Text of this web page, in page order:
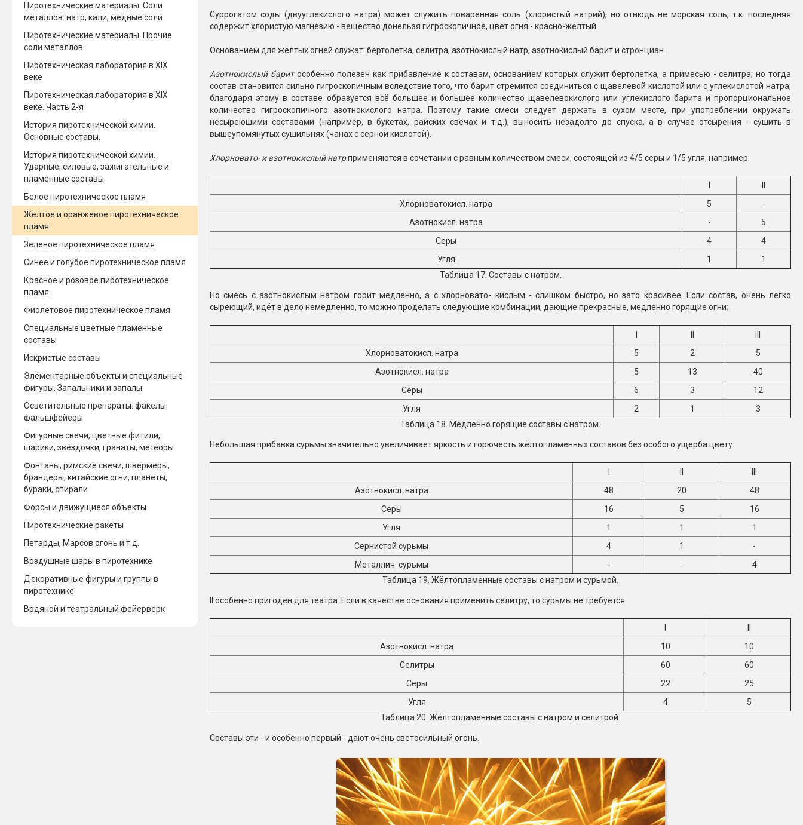
Пиротехнические материалы. Соли
металлов: натр, кали, медные соли
Пиротехнические материалы. Прочие
соли металлов
Пиротехническая лаборатория в XIX
веке
Пиротехническая лаборатория в XIX
веке. Часть 2-я
История пиротехнической химии.
Основные составы.
История пиротехнической химии.
Ударные, силовые, зажигательные и
пламенные составы
Белое пиротехническое пламя
Желтое и оранжевое пиротехническое
пламя
Зеленое пиротехническое пламя
Синее и голубое пиротехническое пламя
Красное и розовое пиротехническое
пламя
Фиолетовое пиротехническое пламя
Специальные цветные пламенные
составы
Искристые составы
Элементарные объекты и специальные
фигуры. Запальники и запалы
Осветительные препараты: факелы,
фальшфейеры
Фигурные свечи, цветные фитили,
шарики, звёздочки, гранаты, метеоры
Фонтаны, римские свечи, швермеры,
брандеры, китайские огни, планеты,
бураки, спирали
Форсы и движущиеся объекты
Пиротехнические ракеты
Петарды, Марсов огонь и т.д.
Воздушные шары в пиротехнике
Декоративные фигуры и группы в
пиротехнике
Водяной и театральный фейерверк
Суррогатом соды (двууглекислого натра) может служить поваренная соль (хлористый натрий), но отнюдь не морская соль, т.к. последняя
содержит хлористую магнезию - вещество донельзя гигроскопичное, цвет огня - красно-жёлтый.
Основанием для жёлтых огней служат: бертолетка, селитра, азотнокислый натр, азотнокислый барит и стронциан.
Азотнокислый баритособенно полезен как прибавление к составам, основанием которых служит бертолетка, а примесью - селитра; но тогда
состав становится сильно гигроскопичным вследствие того, что барит стремится соединиться с щавелевой кислотой или с углекислотой натра;
благодаря этому в составе образуется всё большее и большее количество щавелевокислого или углекислого барита и пропорциональное
количество гигроскопичного азотнокислого натра. Поэтому такие смеси следует держать в сухом месте, при употреблении окружать
несыреюшими составами (например, в букетах, райских свечах и т.д.), выносить незадолго до спуска, а в случае отсырения - сушить в
вышеупомянутых сушильнях (чанах с серной кислотой).
Хлорновато- и азотнокислый натрприменяются в сочетании с равным количеством смеси, состоящей из 4/5 серы и 1/5 угля, например:
Хлорноватокисл. натра
5
-
Азотнокисл. натра
-
5
Серы
4
4
Угля
1
1
Таблица 17. Составы с натром.
Но смесь с азотнокислым натром горит медленно, а с хлорновато- кислым - слишком быстро, но зато красивее. Если состав, очень легко
сыреющий, идёт в дело немедленно, то можно проделать следующие комбинации, дающие прекрасные, медленно горящие огни:
Хлорноватокисл. натра
5 2
5
Азотнокисл. натра
5 13
40
Серы
6 3
12
Угля
2 1
3
Таблица 18. Медленно горящие составы с натром.
Небольшая прибавка сурьмы значительно увеличивает яркость и горючесть жёлтопламенных составов без особого ущерба цвету:
Азотнокисл. натра
48 20
48
Серы
16 5
16
Угля
1 1
1
Сернистой сурьмы
4 1
-
Металлич. сурьмы
- -
4
Таблица 19. Жёлтопламенные составы с натром и сурьмой.
II особенно пригоден для театра. Если в качестве основания применить селитру, то сурьмы не требуется:
Азотнокисл. натра
10
10
Селитры
60
60
Серы
22
25
Угля
4
5
Таблица 20. Жёлтопламенные составы с натром и селитрой.
Составы эти - и особенно первый - дают очень светосильный огонь.